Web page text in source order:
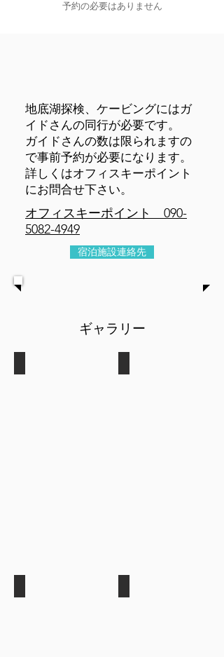
​予約の必要はありません
地底湖探検、ケービングにはガ
イドさんの同行が必要です。
ガイドさんの数は限られますの
で事前予約が必要になります。
詳しくはオフィスキーポイント
にお問合せ下さい。
​オフィスキーポイント
090-
5082-4949
宿泊施設連絡先
​ギャラリー